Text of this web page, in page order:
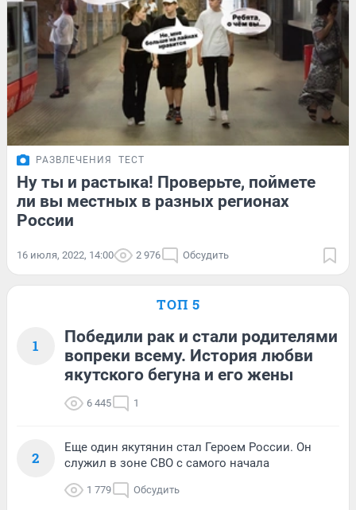
РАЗВЛЕЧЕНИЯ ТЕСТ
Ну ты и растыка! Проверьте, поймете
ли вы местных в разных регионах
России
16 июля, 2022, 14:00 2 976 Обсудить
ТОП 5
1
Победили рак и стали родителями
вопреки всему. История любви
якутского бегуна и его жены
6 445 1
2
Еще один якутянин стал Героем России. Он
служил в зоне СВО с самого начала
1 779 Обсудить